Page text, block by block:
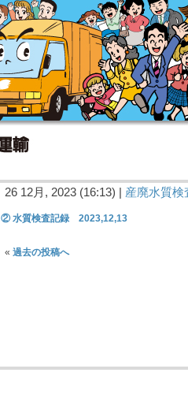
26 12月, 2023 (16:13) | 産廃水質検
② 水質検査記録 2023,12,13
« 過去の投稿へ